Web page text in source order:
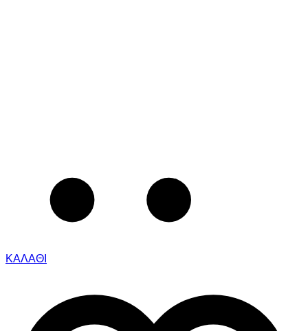
ΚΑΛΑΘΙ